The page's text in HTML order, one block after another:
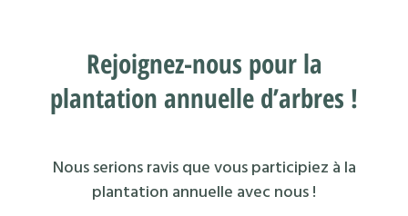
Rejoignez-nous pour la
plantation annuelle d’arbres !
Nous serions ravis que vous participiez à la
plantation annuelle avec nous !